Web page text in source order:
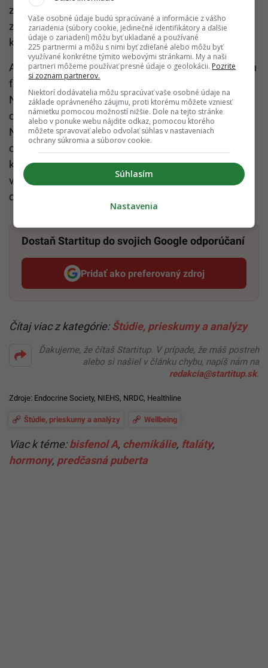
zasa poukazuje na možnú súvislosť medzi BPA a
zvýšeným krvným tlakom, cukrovkou 2. typu a
kardiovaskulárnymi ochoreniami.
Ak sa chceš vystaveniu BPA vyhnúť, vymeň plastovú
fľašu za fľašu z nehrdzavejúcej ocele alebo zo skla.
Nezohrievaj jedlo v plastových miskách bez
označenia „BPA free“ alebo „microwave safe“.
Najviac ohrozené sú však deti. Odborníci preto
odporúčajú dávať si pozor na to, aké hračky im
kupuješ. Pri plastových hračkách, pri ktorých je
vysoká pravdepodobnosť, že si ich dieťa bude dávať
do úst, tiež dbaj na to, aby neobsahovali BPA.
Dostaň Startitup do svojich Google odporúčaní
Pridať ako preferovaný zdroj
Startitup, odkaz sa otvorí v
Čítaj viac z kategórie:Štúdie, prieskumy a analýzy
Ďakujeme, že čítaš Startitup. V prípade, že máš postreh
alebo si našiel v článku chybu, napíš nám na
redakcia@startitup.sk.
Zdroje: Endocrine Society, NIEHS, NRDC, Healthline
Štúdie, prieskumy a analýzy Wellbeing
Viac k téme:bisfenol A, chemikálie, ftaláty,
hormony, predčasná puberta
Vaše osobné údaje budú spracúvané a informácie z vášho
zariadenia (súbory cookie, jedinečné identifikátory a ďalšie
údaje o zariadení) môžu byť ukladané a používané
225 partnermi a môžu s nimi byť zdieľané alebo môžu byť
využívané konkrétne týmito webovými stránkami. My a naši
partneri môžeme používať presné údaje o geolokácii. Pozrite
si zoznam partnerov.
Niektorí dodávatelia môžu spracúvať vaše osobné údaje na
základe oprávneného záujmu, proti ktorému môžete vzniesť
námietku pomocou možností nižšie. Dole na tejto stránke
alebo v ponuke webu nájdite odkaz, pomocou ktorého
môžete spravovať alebo odvolať súhlas v nastaveniach
ochrany súkromia a súborov cookie.
Súhlasím
Nastavenia